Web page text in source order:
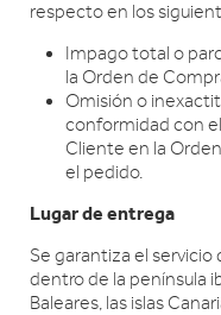
respecto en los
Impago total o
la Orden de
Omisión o
conformidad con
Cliente en la
el pedido.
Lugar de entrega
Se garantiza el
dentro de la península
Baleares, las islas